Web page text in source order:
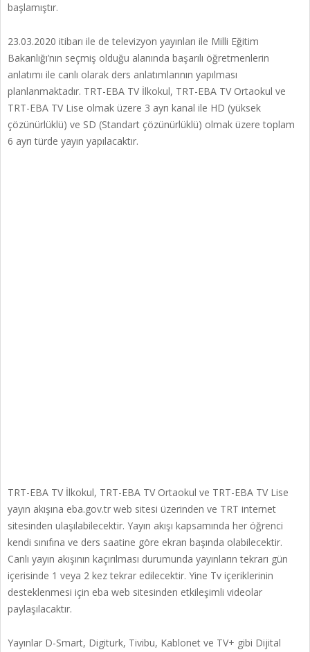
başlamıştır.
23.03.2020 itibarı ile de televizyon yayınları ile Milli Eğitim
Bakanlığı’nın seçmiş olduğu alanında başarılı öğretmenlerin
anlatımı ile canlı olarak ders anlatımlarının yapılması
planlanmaktadır. TRT-EBA TV İlkokul, TRT-EBA TV Ortaokul ve
TRT-EBA TV Lise olmak üzere 3 ayrı kanal ile HD (yüksek
çözünürlüklü) ve SD (Standart çözünürlüklü) olmak üzere toplam
6 ayrı türde yayın yapılacaktır.
TRT-EBA TV İlkokul, TRT-EBA TV Ortaokul ve TRT-EBA TV Lise
yayın akışına eba.gov.tr web sitesi üzerinden ve TRT internet
sitesinden ulaşılabilecektir. Yayın akışı kapsamında her öğrenci
kendi sınıfına ve ders saatine göre ekran başında olabilecektir.
Canlı yayın akışının kaçırılması durumunda yayınların tekrarı gün
içerisinde 1 veya 2 kez tekrar edilecektir. Yine Tv içeriklerinin
desteklenmesi için eba web sitesinden etkileşimli videolar
paylaşılacaktır.
Yayınlar D-Smart, Digiturk, Tivibu, Kablonet ve TV+ gibi Dijital